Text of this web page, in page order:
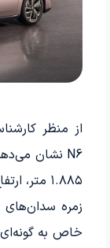
از منظر
زمره سدان‌های
خاص به